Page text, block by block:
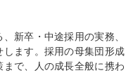
新卒・中途採用の実務、
ます。採用の母集団形成
で、人の成長全般に携わ